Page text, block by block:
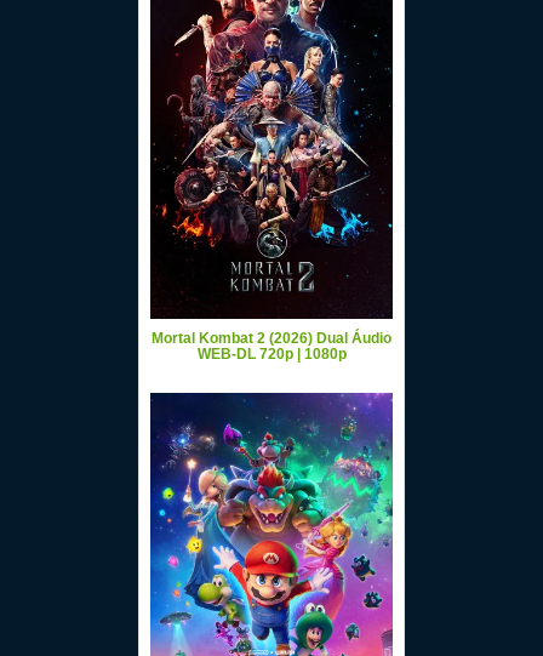
Mortal Kombat 2 (2026) Dual Áudio
WEB-DL 720p | 1080p